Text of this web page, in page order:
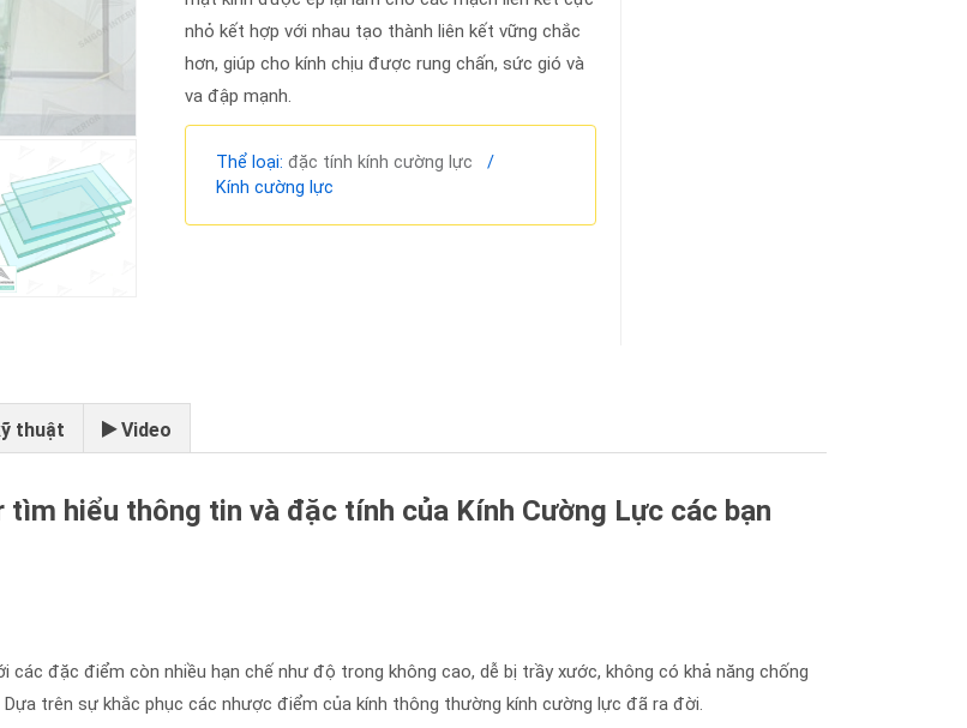
nhỏ kết hợp với nhau tạo thành liên kết vững chắc
hơn, giúp cho kính chịu được rung chấn, sức gió và
va đập mạnh.
Thể loại: đặc tính kính cường lực /
Kính cường lực
thuật Video
tìm hiểu thông tin và đặc tính của Kính Cường Lực các bạn
các đặc điểm còn nhiều hạn chế như độ trong không cao, dễ bị trầy xước, không có khả năng chống
trên sự khắc phục các nhược điểm của kính thông thường kính cường lực đã ra đời.